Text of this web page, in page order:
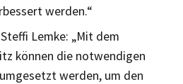
werden.“
Lemke: „Mit dem
können die notwendigen
werden, um den